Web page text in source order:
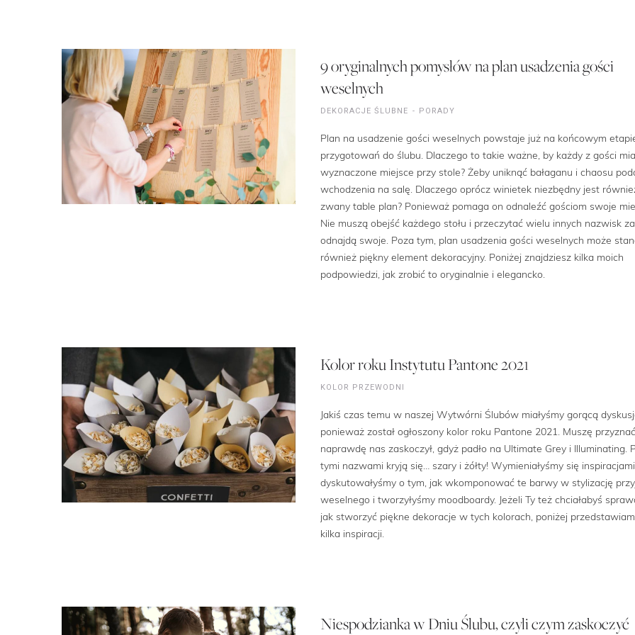
9 oryginalnych pomysłów na plan usadzenia gości
weselnych
DEKORACJE ŚLUBNE PORADY
Plan na usadzenie gości weselnych powstaje już na końcowym
przygotowań do ślubu. Dlaczego to takie ważne, by każdy z gości
wyznaczone miejsce przy stole? Żeby uniknąć bałaganu i chaosu
wchodzenia na salę. Dlaczego oprócz winietek niezbędny jest
zwany table plan? Ponieważ pomaga on odnaleźć gościom swoje
Nie muszą obejść każdego stołu i przeczytać wielu innych nazwisk
odnajdą swoje. Poza tym, plan usadzenia gości weselnych może
również piękny element dekoracyjny. Poniżej znajdziesz kilka moich
podpowiedzi, jak zrobić to oryginalnie i elegancko.
Kolor roku Instytutu Pantone 2021
KOLOR PRZEWODNI
Jakiś czas temu w naszej Wytwórni Ślubów miałyśmy gorącą
ponieważ został ogłoszony kolor roku Pantone 2021. Muszę
naprawdę nas zaskoczył, gdyż padło na Ultimate Grey i Illuminating.
tymi nazwami kryją się… szary i żółty! Wymieniałyśmy się inspiracjami,
dyskutowałyśmy o tym, jak wkomponować te barwy w stylizację
weselnego i tworzyłyśmy moodboardy. Jeżeli Ty też chciałabyś
jak stworzyć piękne dekoracje w tych kolorach, poniżej
kilka inspiracji.
Niespodzianka w Dniu Ślubu, czyli czym zaskoczyć